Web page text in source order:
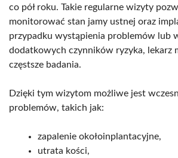
co pół roku. Takie regularne wizyty
monitorować stan jamy ustnej oraz
przypadku wystąpienia problemów lub
dodatkowych czynników ryzyka, lekarz
częstsze badania.
Dzięki tym wizytom możliwe jest
problemów, takich jak:
zapalenie okołoinplantacyjne,
utrata kości,